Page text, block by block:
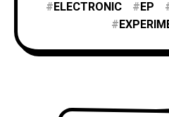
ELECTRONIC
EP